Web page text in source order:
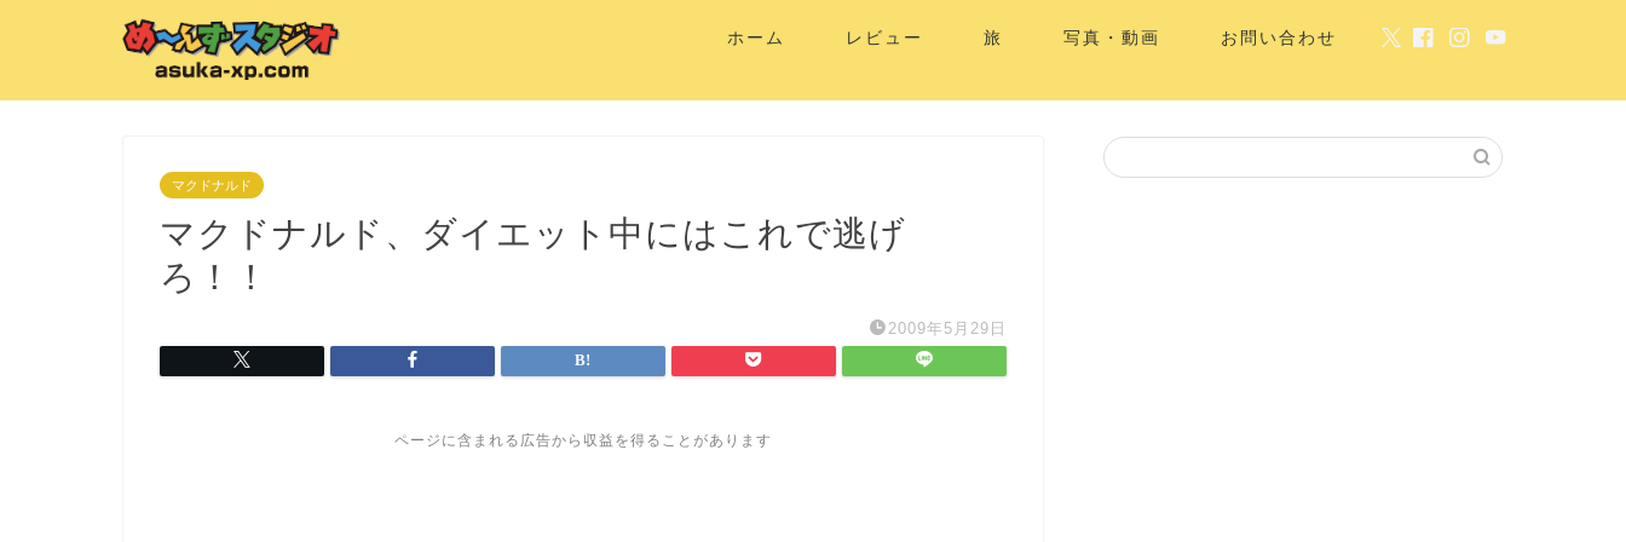
ホーム レビュー 旅 写真・動画 お問い合わせ
マクドナルド
マクドナルド、ダイエット中にはこれで逃げ
ろ！！
2009年5月29日
ページに含まれる広告から収益を得ることがあります